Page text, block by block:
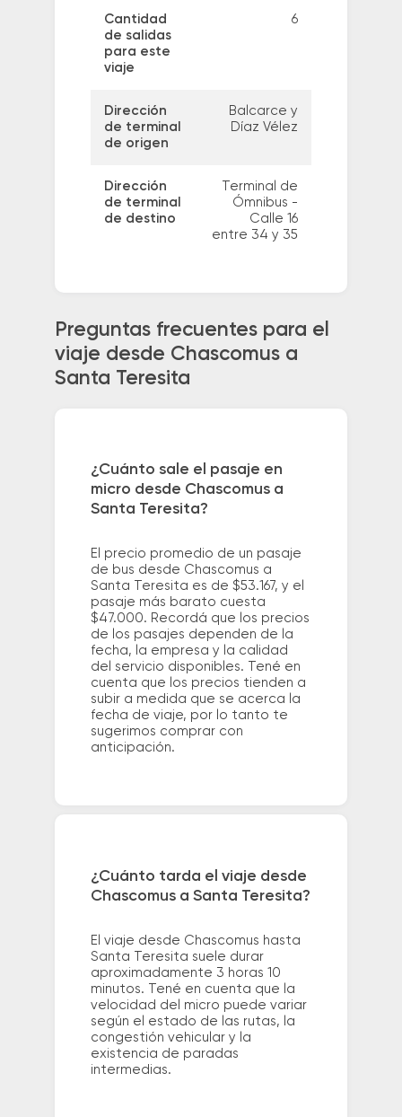
Cantidad
de salidas
para este
viaje
6
Dirección
de terminal
de origen
Balcarce y
Díaz Vélez
Dirección
de terminal
de destino
Terminal de
Ómnibus -
Calle 16
entre 34 y 35
Preguntas frecuentes para el
viaje desde Chascomus a
Santa Teresita
¿Cuánto sale el pasaje en
micro desde Chascomus a
Santa Teresita?
El precio promedio de un pasaje
de bus desde Chascomus a
Santa Teresita es de $53.167, y el
pasaje más barato cuesta
$47.000. Recordá que los precios
de los pasajes dependen de la
fecha, la empresa y la calidad
del servicio disponibles. Tené en
cuenta que los precios tienden a
subir a medida que se acerca la
fecha de viaje, por lo tanto te
sugerimos comprar con
anticipación.
¿Cuánto tarda el viaje desde
Chascomus a Santa Teresita?
El viaje desde Chascomus hasta
Santa Teresita suele durar
aproximadamente 3 horas 10
minutos. Tené en cuenta que la
velocidad del micro puede variar
según el estado de las rutas, la
congestión vehicular y la
existencia de paradas
intermedias.